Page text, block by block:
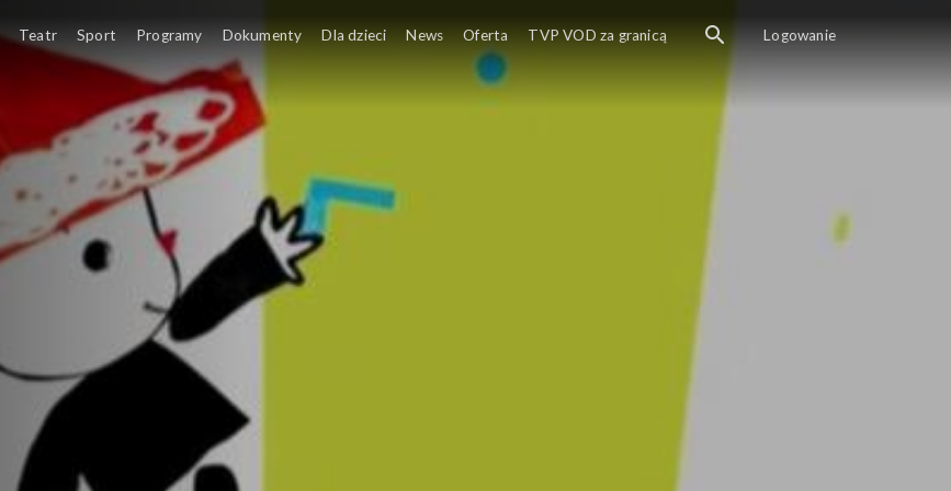
Teatr Sport Programy Dokumenty Dla dzieci News Oferta TVP VOD za granicą Logowanie